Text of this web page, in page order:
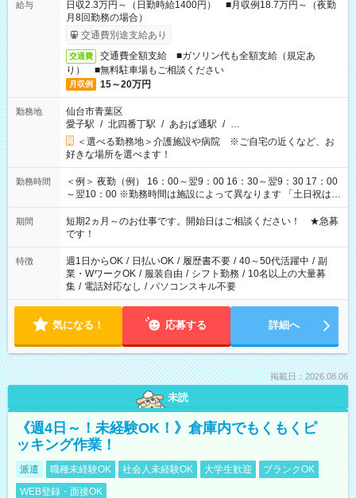
給与
日収2.3万円～（日勤時給1400円） ■月収例18.7万円～（夜勤
月8回勤務の場合）
交通費別途支給あり
交通費
交通費全額支給 ■ガソリン代も全額支給（規定あ
り） ■無料駐車場もご相談ください
月収例 15～20万円
勤務地
仙台市青葉区
愛子駅 / 北四番丁駅 / あおば通駅 / …
＜選べる勤務地＞介護施設や病院 ※ご自宅の近くなど、お
好きな場所を選べます！
勤務時間
＜例＞ 夜勤（例） 16：00～翌9：00 16：30～翌9：30 17：00
～翌10：00 ※勤務時間は施設によって異なります 「土日祝は休
みたい」 「しっかり稼ぎたい」 「もう少し遅い時間から始めた
い」など ご希望にあったお仕事をご案内いたします。 ※未経験
の方の場合は1～2ヶ月間は日中での仕事を経験いただき、 お
仕事に慣れてからの夜勤になります。 ★家庭の都合でお休みが
必要な場合も遠慮なくご相談ください。
期間
短期2ヵ月～のお仕事です。開始日はご相談ください！ ★急募
です！
特徴 週1日からOK / 日払いOK / 履歴書不要 / 40～50代活躍中 / 副
業・WワークOK / 服装自由 / シフト勤務 / 10名以上の大量募
集 / 電話対応なし / パソコンスキル不要
気になる！ 応募する 詳細へ
掲載日：2026.08.06
未読
《週4日～！未経験OK！》倉庫内でもくもくピ
ッキング作業！
派遣 職種未経験OK 社会人未経験OK 大学生歓迎
ブランクOK
WEB登録・面接OK